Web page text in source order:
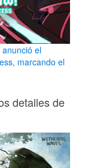
el
marcando el
detalles de